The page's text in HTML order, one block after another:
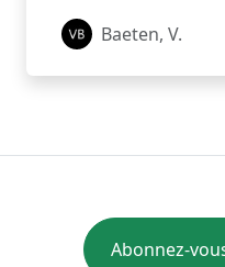
Baeten, V.
Abonnez-